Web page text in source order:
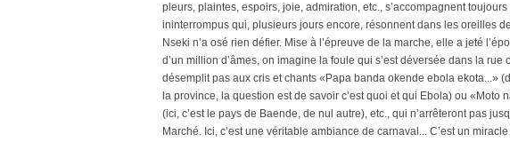
pleurs, plaintes, espoirs, joie, admiration, etc., s’accompagnent
ininterrompus qui, plusieurs jours encore, résonnent dans les oreilles
Nseki n’a osé rien défier. Mise à l’épreuve de la marche, elle a jeté
d’un million d’âmes, on imagine la foule qui s’est déversée dans la rue
désemplit pas aux cris et chants «Papa banda okende ebola ekota...»
la province, la question est de savoir c’est quoi et qui Ebola) ou «Moto
(ici, c’est le pays de Baende, de nul autre), etc., qui n’arrêteront pas
Marché. Ici, c’est une véritable ambiance de carnaval... C’est un